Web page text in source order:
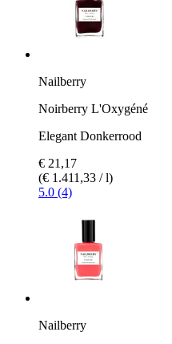
Nailberry
Noirberry L'Oxygéné
Elegant Donkerrood
€ 21,17
(€ 1.411,33 / l)
5.0 (4)
Nailberry